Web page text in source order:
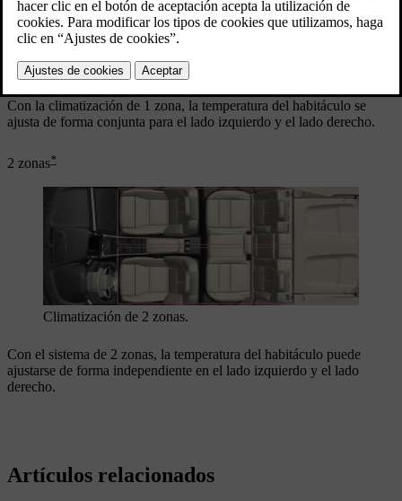
Zonas de climatización con climatización de 1 zona.
Con la climatización de 1 zona, la temperatura del habitáculo se
ajusta de forma conjunta para el lado izquierdo y el lado derecho.
2 zonas*
Climatización de 2 zonas.
Con el sistema de 2 zonas, la temperatura del habitáculo puede
ajustarse de forma independiente en el lado izquierdo y el lado
derecho.
Artículos relacionados